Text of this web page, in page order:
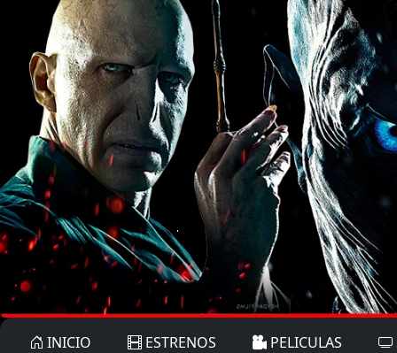
INICIO ESTRENOS PELICULAS